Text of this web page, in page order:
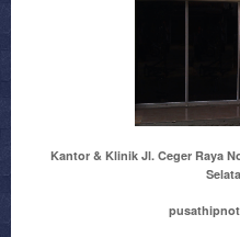
Kantor & Klinik Jl. Ceger Raya